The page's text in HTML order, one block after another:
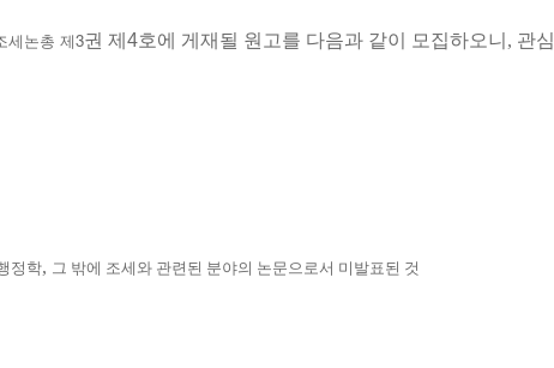
세논총 제3권 제 4호에 게재될 원고를 다음과 같이 모집하오니 , 관
정학, 그 밖에 조세와 관련된 분야의 논문으로서 미발표된 것